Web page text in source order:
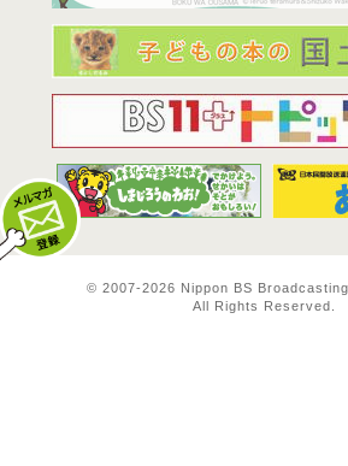
© 2007-2026 Nippon BS
All Rights Reserved.